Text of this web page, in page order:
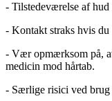
- Tilstedeværelse af hud
- Kontakt straks hvis du
- Vær opmærksom på,
medicin mod hårtab.
- Særlige risici ved brug